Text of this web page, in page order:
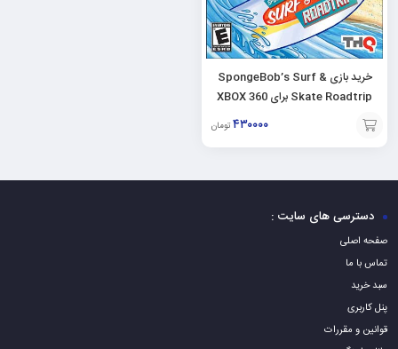
خرید بازی SpongeBob’s Surf &
Skate Roadtrip برای XBOX 360
۴۳۰۰۰۰ تومان
افزودن
به
دسترسی های سایت :
صفحه اصلی
تماس با ما
سبد خرید
پنل کاربری
قوانین و مقررات